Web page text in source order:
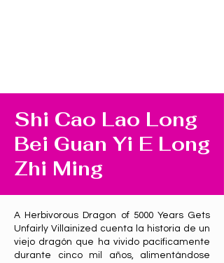
Shi Cao Lao Long
Bei Guan Yi E Long
Zhi Ming
A Herbivorous Dragon of 5000 Years Gets
Unfairly Villainized cuenta la historia de un
viejo dragón que ha vivido pacíficamente
durante cinco mil años, alimentándose